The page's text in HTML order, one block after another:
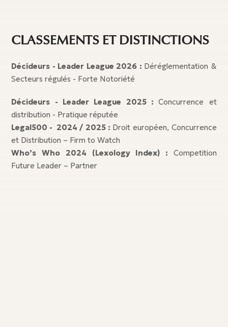
CLASSEMENTS ET DISTINCTIONS
Décideurs - Leader League 2026 : Déréglementation &
Secteurs régulés - Forte Notoriété
Décideurs - Leader League 2025 :Concurrence et
distribution - Pratique réputée
Legal500 - 2024 / 2025 : Droit européen, Concurrence
et Distribution – Firm to Watch
Who’s Who 2024 (Lexology Index) : Competition
Future Leader – Partner